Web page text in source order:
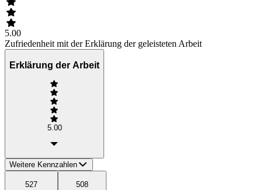
5.00
Zufriedenheit mit der Erklärung der geleisteten Arbeit
Erklärung der Arbeit
5.00
Weitere Kennzahlen
527
508